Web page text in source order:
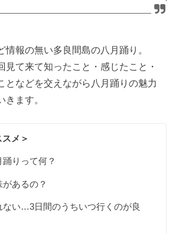
情報の無い多良間島の八月踊り。
見て来て知ったこと・感じたこと・
となどを交えながら八月踊りの魅力
きます。
メ＞
りって何？
あるの？
ない…3日間のうちいつ行くのが良